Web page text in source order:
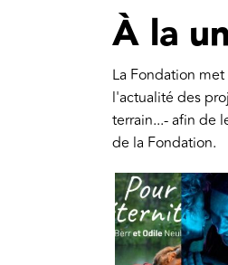
À la
La Fondation
l'actualité des
terrain...- afin de
de la Fondation.